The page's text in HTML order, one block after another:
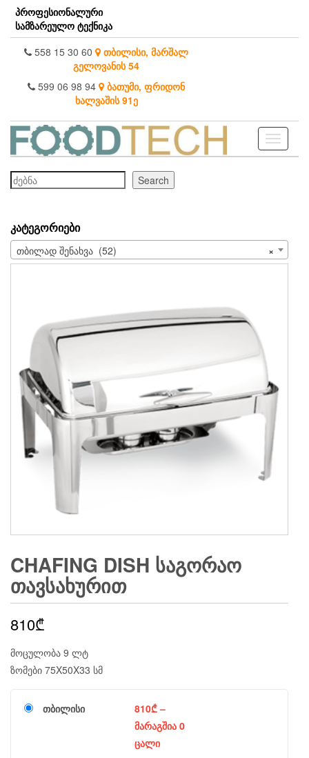
Skip
the
content
პროფესიონალური
სამზარეულო ტექნიკა
558 15 30 60 თბილისი, მარშალ
გელოვანის 54
599 06 98 94 ბათუმი, ფრიდონ
ხალვაშის 91ე
Toggle
ძებნა
Search
ᲙᲐᲢᲔᲒᲝᲠᲘᲔᲑᲘ
×
თბილად შენახვა (52)
CHAFING DISH ᲡᲐᲒᲝᲠᲐᲝ
ᲗᲐᲕᲡᲐᲮᲣᲠᲘᲗ
810₾
მოცულობა 9 ლტ
ზომები 75X50X33 სმ
თბილისი 810₾–
მარაგშია 0
ცალი